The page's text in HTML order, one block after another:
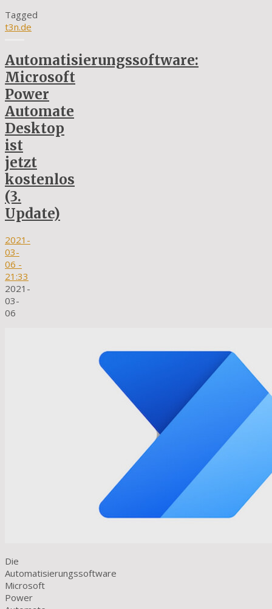
Tagged
t3n.de
Automatisierungssoftware:
Microsoft
Power
Automate
Desktop
ist
jetzt
kostenlos
(3.
Update)
2021-
03-
06 -
21:33
2021-
03-
06
Die
Automatisierungssoftware
Microsoft
Power